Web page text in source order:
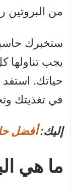
من البروتين
ستخبرك
يجب
حياتك. استفد
في تغذيتك
إليك:أفضل
ما هي